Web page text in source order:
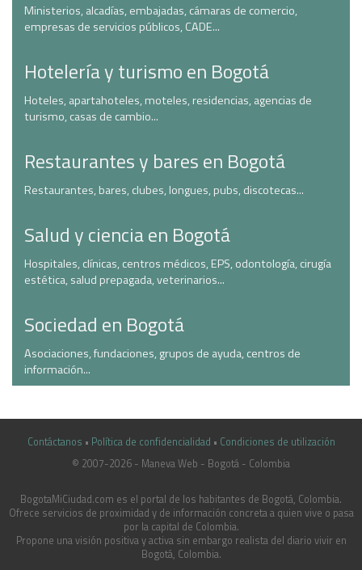
Ministerios, alcadías, embajadas, cámaras de comercio,
empresas de servicios públicos, CADE...
Hotelería y turismo en Bogotá
Hoteles, apartahoteles, moteles, residencias, agencias de
turismo, casas de cambio...
Restaurantes y bares en Bogotá
Restaurantes, bares, clubes, longues, pubs, discotecas...
Salud y ciencia en Bogotá
Hospitales, clínicas, centros médicos, EPS, odontología, cirugía
estética, salud prepagada, veterinarios...
Sociedad en Bogotá
Asociaciones, fundaciones, grupos de ayuda, centros de
información...
Contáctanos • Política de confidencialidad • Condiciones de utilización
© 2007-2026 - Maneva Web - Bogotá - Colombia
casinoluck.ca
BogotaMiCiudad.com es el portal de los habitantes de Bogotá, Colombia.
Ofrece servicios de proximidad y de información concreta a quien vive o pasa
por la capital de Colombia.
Propone una visión positiva y activa sin embargo realista del diario vivir en
Bogotá, Colombia.